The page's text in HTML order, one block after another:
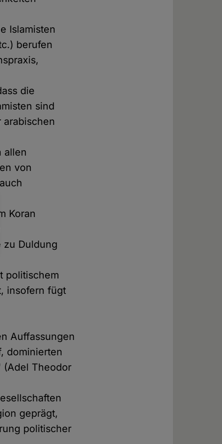
Islamisten
berufen
die
sind
allen
von
Koran
zu Duldung
politischem
insofern fügt
Auffassungen
dominierten
(Adel Theodor
geprägt,
politischer